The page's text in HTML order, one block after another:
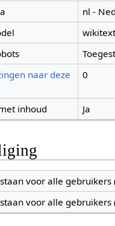
nl -
naar deze
0
inhoud Ja
voor alle gebruikers
voor alle gebruikers